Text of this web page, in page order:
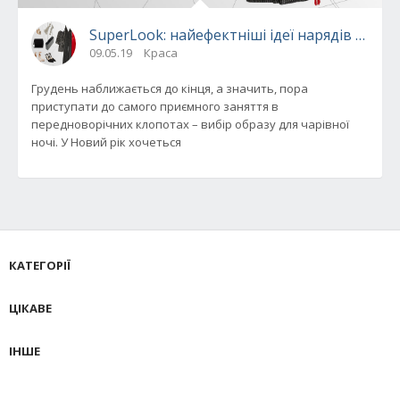
SuperLook: найефектніші ідеї нарядів на
09.05.19 Краса
Грудень наближається до кінця, а значить, пора
приступати до самого приємного заняття в
передноворічних клопотах – вибір образу для чарівної
ночі. У Новий рік хочеться
КАТЕГОРІЇ
ЦІКАВЕ
ІНШЕ